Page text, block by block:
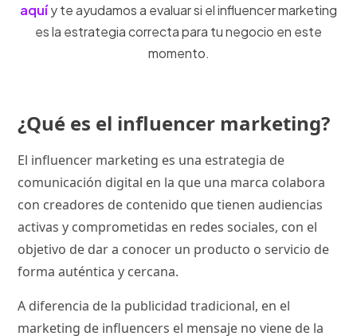
aquíy te ayudamos a evaluar si el influencer marketing
es la estrategia correcta para tu negocio en este
momento.
¿Qué es el influencer marketing?
El influencer marketing es una estrategia de
comunicación digital en la que una marca colabora
con creadores de contenido que tienen audiencias
activas y comprometidas en redes sociales, con el
objetivo de dar a conocer un producto o servicio de
forma auténtica y cercana.
A diferencia de la publicidad tradicional, en el
marketing de influencers el mensaje no viene de la